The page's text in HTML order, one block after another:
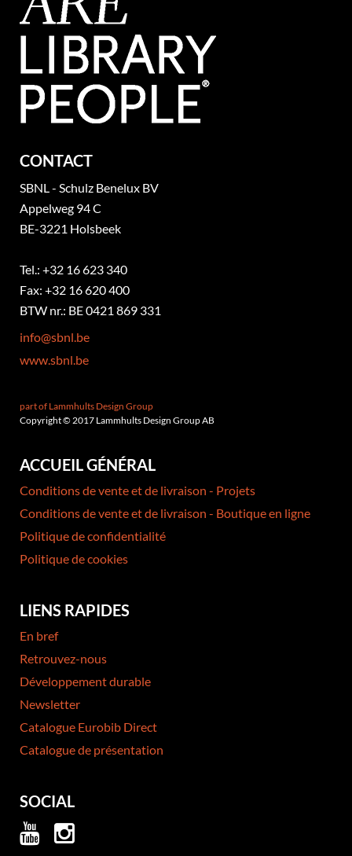
CONTACT
SBNL - Schulz Benelux BV
Appelweg 94 C
BE-3221 Holsbeek
Tel.: +32 16 623 340
Fax: +32 16 620 400
BTW nr.: BE 0421 869 331
info@sbnl.be
www.sbnl.be
part of Lammhults Design Group
Copyright © 2017 Lammhults Design Group AB
ACCUEIL GÉNÉRAL
Conditions de vente et de livraison - Projets
Conditions de vente et de livraison - Boutique en ligne
Politique de confidentialité
Politique de cookies
LIENS RAPIDES
En bref
Retrouvez-nous
Développement durable
Newsletter
Catalogue Eurobib Direct
Catalogue de présentation
SOCIAL